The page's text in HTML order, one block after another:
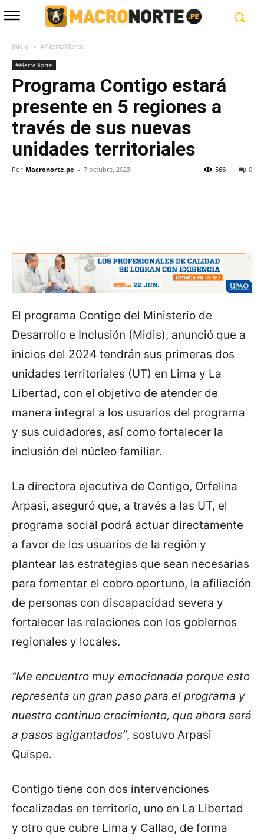
Inicio #AlertaNorte
#AlertaNorte
Programa Contigo estará
presente en 5 regiones a
través de sus nuevas
unidades territoriales
Por Macronorte.pe - 7 octubre, 2023 0
566
El programa Contigo del Ministerio de
Desarrollo e Inclusión (Midis), anunció que a
inicios del 2024 tendrán sus primeras dos
unidades territoriales (UT) en Lima y La
Libertad, con el objetivo de atender de
manera integral a los usuarios del programa
y sus cuidadores, así como fortalecer la
inclusión del núcleo familiar.
La directora ejecutiva de Contigo, Orfelina
Arpasi, aseguró que, a través a las UT, el
programa social podrá actuar directamente
a favor de los usuarios de la región y
plantear las estrategias que sean necesarias
para fomentar el cobro oportuno, la afiliación
de personas con discapacidad severa y
fortalecer las relaciones con los gobiernos
regionales y locales.
“Me encuentro muy emocionada porque esto
representa un gran paso para el programa y
nuestro continuo crecimiento, que ahora será
a pasos agigantados”, sostuvo Arpasi
Quispe.
Contigo tiene con dos intervenciones
focalizadas en territorio, uno en La Libertad
y otro que cubre Lima y Callao, de forma